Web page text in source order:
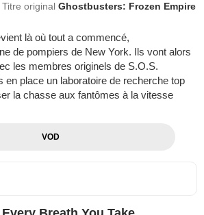
Titre originalGhostbusters: Frozen Empire
là où tout a commencé,
de pompiers de New York. Ils vont alors
les membres originels de S.O.S.
en place un laboratoire de recherche top
la chasse aux fantômes à la vitesse
VOD